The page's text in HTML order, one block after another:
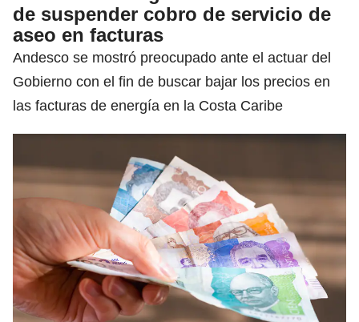
de suspender cobro de servicio de
aseo en facturas
Andesco se mostró preocupado ante el actuar del
Gobierno con el fin de buscar bajar los precios en
las facturas de energía en la Costa Caribe